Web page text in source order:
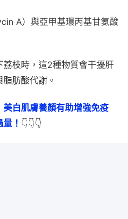
A）與亞甲基環丙基甘氨酸
荔枝時，這2種物質會干擾肝
肪酸代謝。
美白肌膚養顏有助增強免疫
！ 👇👇👇